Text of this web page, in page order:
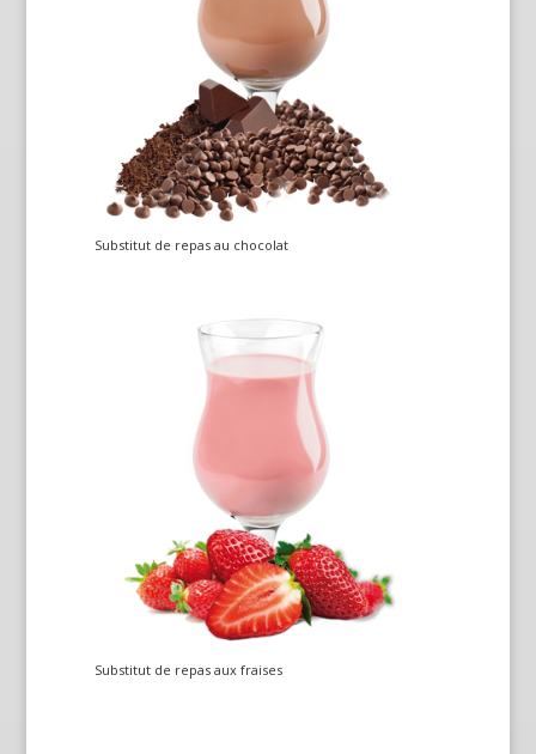
Substitut de repas au chocolat
Substitut de repas aux fraises